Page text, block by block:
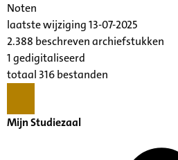
Noten
laatste wijziging 13-07-2025
2.388 beschreven archiefstukken
1 gedigitaliseerd
totaal 316 bestanden
Mijn Studiezaal